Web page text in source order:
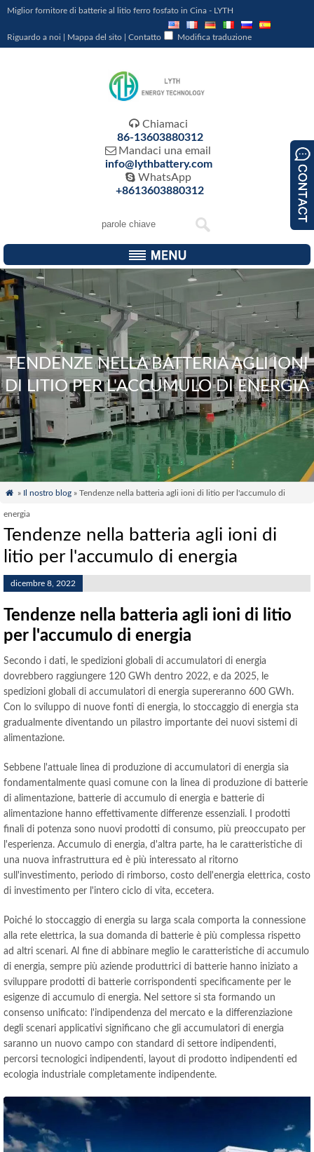
Miglior fornitore di batterie al litio ferro fosfato in Cina - LYTH
Riguardo a noi Mappa del sito Contatto Modifica traduzione
 Chiamaci
86-13603880312
 Mandaci una email
info@lythbattery.com
 WhatsApp
+8613603880312
TENDENZE NELLA BATTERIA AGLI IONI
DI LITIO PER L'ACCUMULO DI ENERGIA
 » Il nostro blog» Tendenze nella batteria agli ioni di litio per l'accumulo di
energia
Tendenze nella batteria agli ioni di
litio per l'accumulo di energia
dicembre 8, 2022
Tendenze nella batteria agli ioni di litio
per l'accumulo di energia
Secondo i dati, le spedizioni globali di accumulatori di energia
dovrebbero raggiungere 120 GWh dentro 2022, e da 2025, le
spedizioni globali di accumulatori di energia supereranno 600 GWh.
Con lo sviluppo di nuove fonti di energia, lo stoccaggio di energia sta
gradualmente diventando un pilastro importante dei nuovi sistemi di
alimentazione.
Sebbene l'attuale linea di produzione di accumulatori di energia sia
fondamentalmente quasi comune con la linea di produzione di batterie
di alimentazione, batterie di accumulo di energia e batterie di
alimentazione hanno effettivamente differenze essenziali. I prodotti
finali di potenza sono nuovi prodotti di consumo, più preoccupato per
l'esperienza. Accumulo di energia, d'altra parte, ha le caratteristiche di
una nuova infrastruttura ed è più interessato al ritorno
sull'investimento, periodo di rimborso, costo dell'energia elettrica, costo
di investimento per l'intero ciclo di vita, eccetera.
Poiché lo stoccaggio di energia su larga scala comporta la connessione
alla rete elettrica, la sua domanda di batterie è più complessa rispetto
ad altri scenari. Al fine di abbinare meglio le caratteristiche di accumulo
di energia, sempre più aziende produttrici di batterie hanno iniziato a
sviluppare prodotti di batterie corrispondenti specificamente per le
esigenze di accumulo di energia. Nel settore si sta formando un
consenso unificato: l'indipendenza del mercato e la differenziazione
degli scenari applicativi significano che gli accumulatori di energia
saranno un nuovo campo con standard di settore indipendenti,
percorsi tecnologici indipendenti, layout di prodotto indipendenti ed
ecologia industriale completamente indipendente.